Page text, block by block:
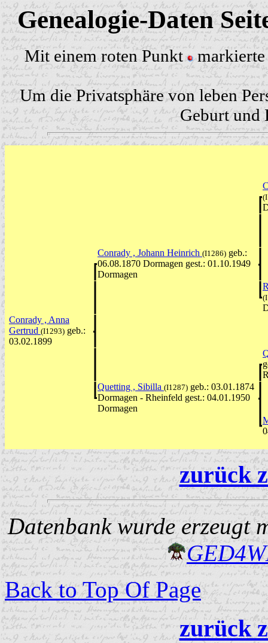
Genealogie-Daten
Mit einem roten Punkt markierte
Um die Privatsphäre von leben
Geburt und
Conrady , Johann Heinrich (I1286) geb.:
06.08.1870 Dormagen gest.: 01.10.1949
Dormagen
Conrady , Anna
Gertrud (I1293) geb.:
03.02.1899
Quetting , Sibilla (I1287) geb.: 03.01.1874
Dormagen - Rheinfeld gest.: 04.01.1950
Dormagen
zurück
Datenbank wurde erzeugt
Back to Top Of Page
zurück